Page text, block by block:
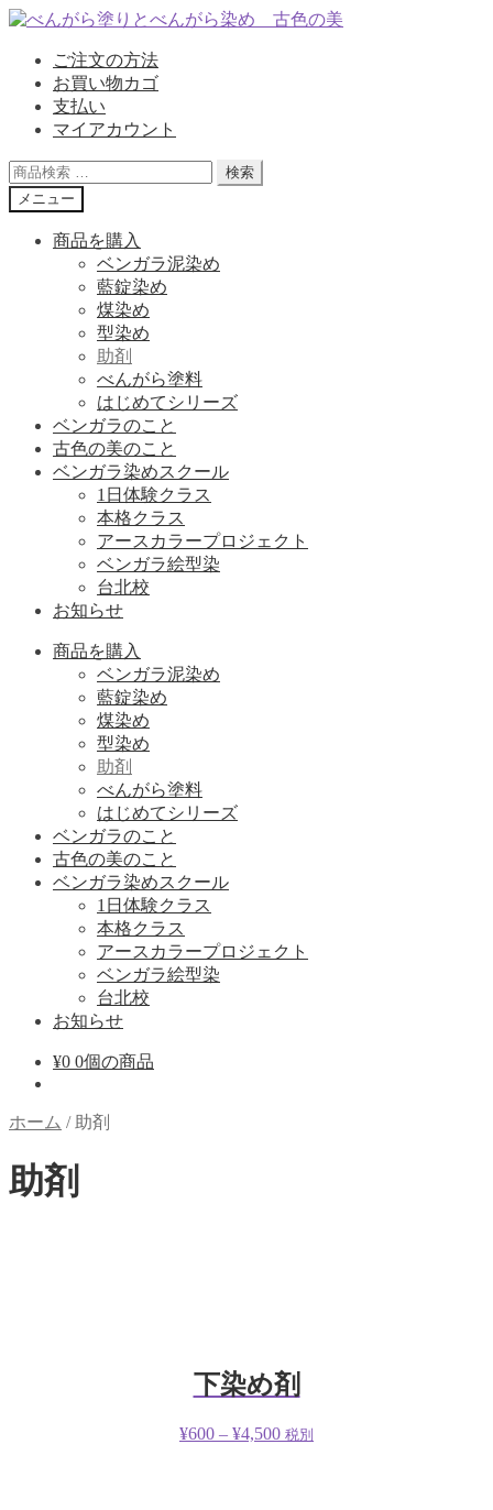
ナ
ン
へ
ス
コ
ス
キ
ッ
ご注文の方法
お買い物カゴ
支払い
マイアカウント
検
索
対
検索
メニュー
商品を購入
ベンガラ泥染め
藍錠染め
煤染め
型染め
助剤
べんがら塗料
はじめてシリーズ
ベンガラのこと
古色の美のこと
ベンガラ染めスクール
1日体験クラス
本格クラス
アースカラープロジェクト
ベンガラ絵型染
台北校
お知らせ
商品を購入
ベンガラ泥染め
藍錠染め
煤染め
型染め
助剤
べんがら塗料
はじめてシリーズ
ベンガラのこと
古色の美のこと
ベンガラ染めスクール
1日体験クラス
本格クラス
アースカラープロジェクト
ベンガラ絵型染
台北校
お知らせ
¥0 0個の商品
ホーム / 助剤
助剤
下染め剤
¥600 – ¥4,500 税別